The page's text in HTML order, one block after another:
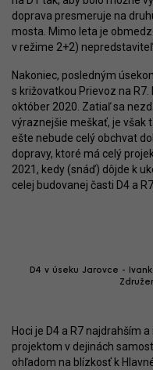
doprava presmeruje na
mosta. Mimo leta je
v režime 2+2)
Nakoniec, posledným
s križovatkou Prievoz na
október 2020. Zatiaľ sa
výraznejšie meškať, je však
ešte nebude celý obchvat
dopravy, ktoré má celý
2021, kedy (snáď) dôjde k
celej budovanej časti D4 a
D4 v úseku Jarovce -
Hoci je D4 a R7 najdrahším
projektom v dejinách
ohľadom na blízkosť k